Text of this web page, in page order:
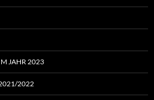
JAHR 2023
2022